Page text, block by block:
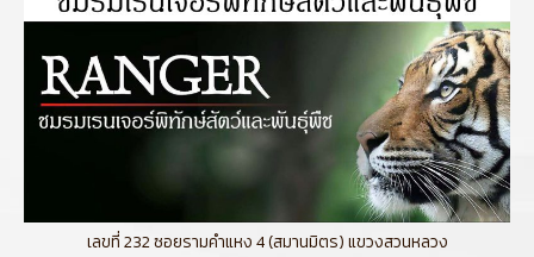
เลขที่ 232 ซอยรามคำแหง 4 (สมานมิตร) แขวงสวนหลวง